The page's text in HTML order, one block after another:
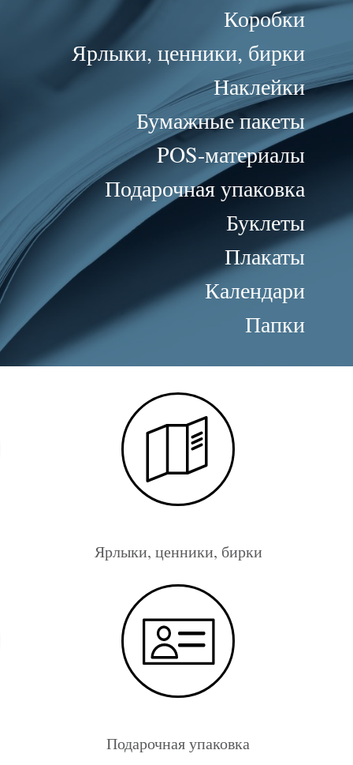
Коробки
Ярлыки, ценники, бирки
Наклейки
Бумажные пакеты
POS-материалы
Подарочная упаковка
Буклеты
Плакаты
Календари
Папки
Ярлыки, ценники, бирки
Подарочная упаковка